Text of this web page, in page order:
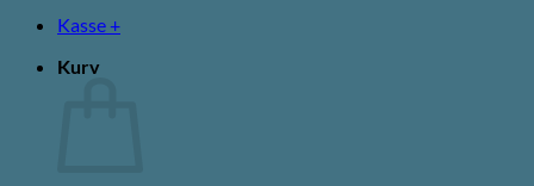
Kasse +
Kurv